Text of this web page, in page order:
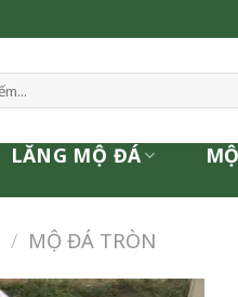
LĂNG MỘ ĐÁ
/ MỘ ĐÁ TRÒN